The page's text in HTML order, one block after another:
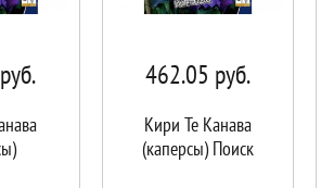
руб. 462.05 руб.
Кири Те Канава
(каперсы) Поиск